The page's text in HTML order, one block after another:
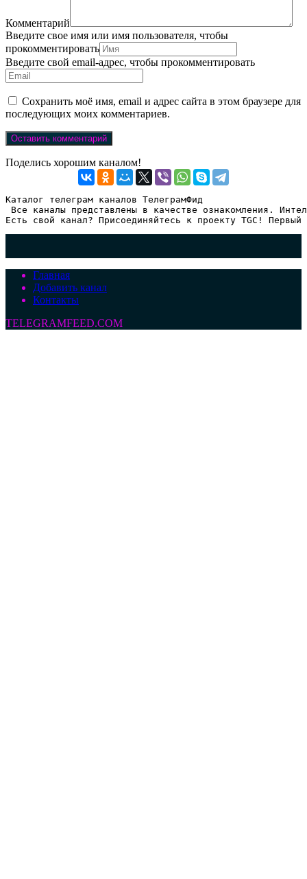
Комментарий
Введите свое имя или имя пользователя, чтобы
прокомментировать
Введите свой email-адрес, чтобы прокомментировать
Сохранить моё имя, email и адрес сайта в этом браузере для
последующих моих комментариев.
Поделись хорошим каналом!
Каталог телеграм каналов ТелеграмФид
Все каналы представлены в качестве ознакомления.
Есть свой канал? Присоединяйтесь к проекту TGC!
Главная
Добавить канал
Контакты
TELEGRAMFEED.COM